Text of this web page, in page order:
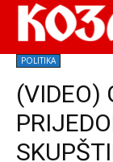
POLITIKA
(VIDEO)